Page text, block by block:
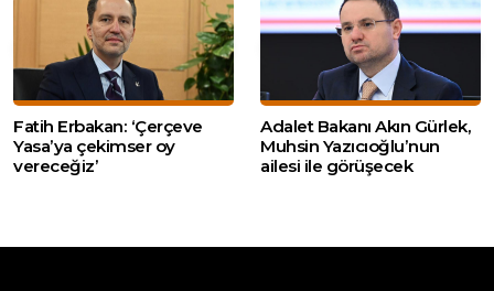
Fatih Erbakan: ‘Çerçeve
Yasa’ya çekimser oy
vereceğiz’
Adalet Bakanı Akın Gürlek,
Muhsin Yazıcıoğlu’nun
ailesi ile görüşecek